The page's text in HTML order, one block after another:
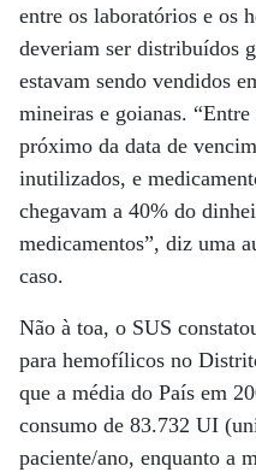
entre os laboratórios e os
deveriam ser distribuídos
estavam sendo vendidos
mineiras e goianas.
próximo da data de
inutilizados, e
chegavam a 40% do
medicamentos”, diz uma
caso.
Não à toa, o SUS
para hemofílicos no
que a média do País em
consumo de 83.732 UI
paciente/ano, enquanto a